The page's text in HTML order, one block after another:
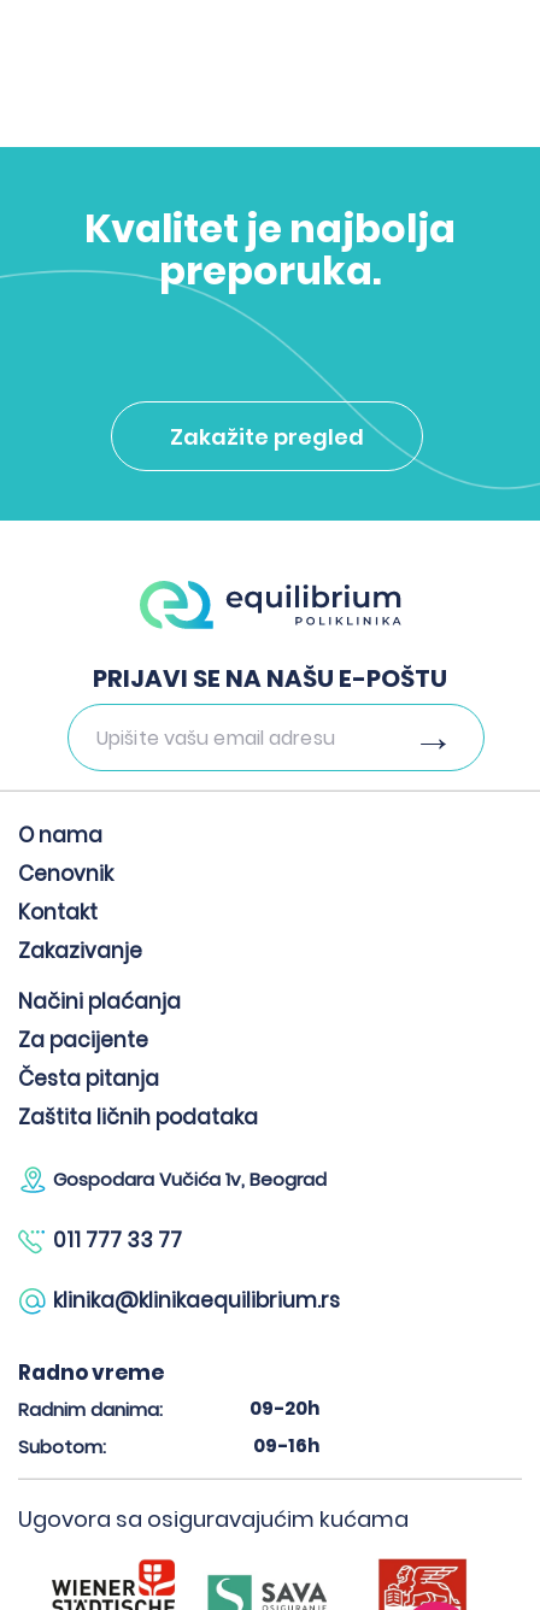
Kvalitet je najbolja
preporuka.
Zakažite pregled
PRIJAVI SE NA NAŠU E-POŠTU
O nama
Cenovnik
Kontakt
Zakazivanje
Načini plaćanja
Za pacijente
Česta pitanja
Zaštita ličnih podataka
Gospodara Vučića 1v, Beograd
011 777 33 77
klinika@klinikaequilibrium.rs
Radno vreme
Radnim danima:
09-20h
Subotom:
09-16h
Ugovora sa osiguravajućim kućama